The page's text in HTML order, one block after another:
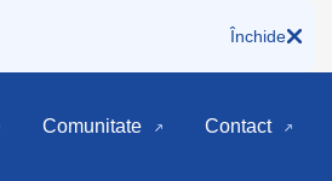
Închide
Comunitate Contact